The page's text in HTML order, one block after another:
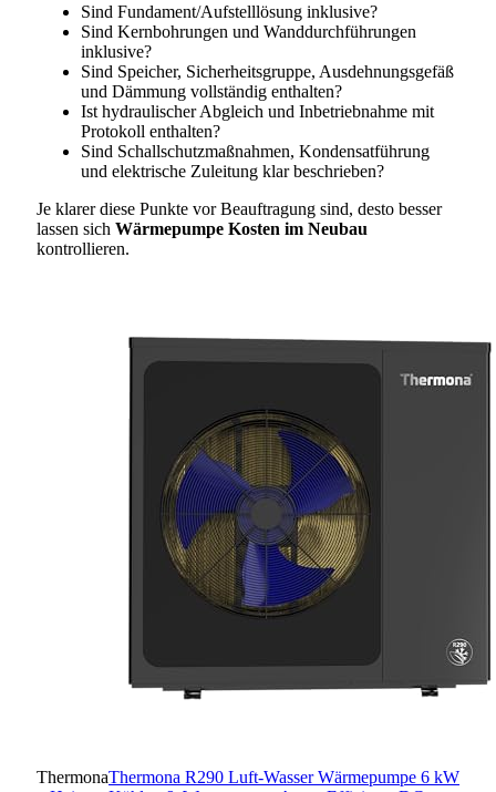
Sind Fundament/Aufstelllösung inklusive?
Sind Kernbohrungen und Wanddurchführungen
inklusive?
Sind Speicher, Sicherheitsgruppe, Ausdehnungsgefäß
und Dämmung vollständig enthalten?
Ist hydraulischer Abgleich und Inbetriebnahme mit
Protokoll enthalten?
Sind Schallschutzmaßnahmen, Kondensatführung
und elektrische Zuleitung klar beschrieben?
Je klarer diese Punkte vor Beauftragung sind, desto besser
lassen sich Wärmepumpe Kosten im Neubau
kontrollieren.
ThermonaThermona R290 Luft-Wasser Wärmepumpe 6 kW